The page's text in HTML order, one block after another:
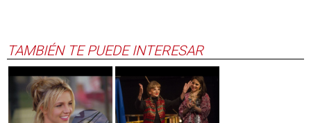
TAMBIÉN TE PUEDE INTERESAR